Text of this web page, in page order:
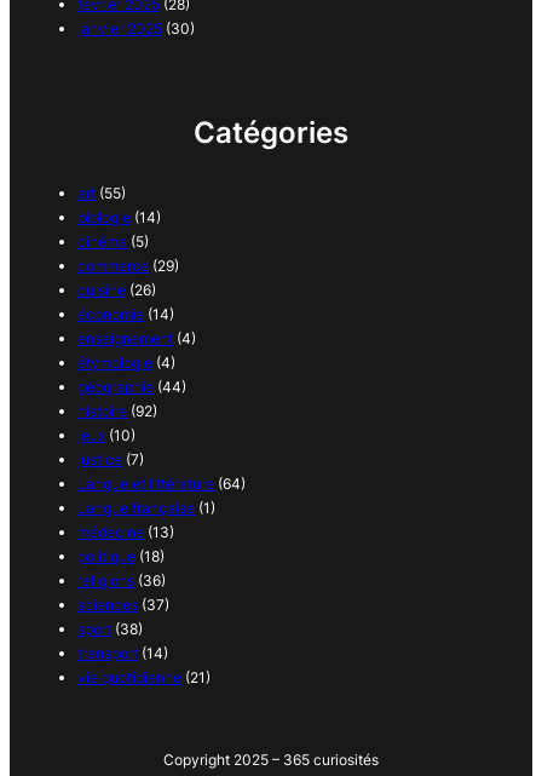
février 2025 (28)
janvier 2025 (30)
Catégories
art (55)
biologie (14)
cinéma (5)
commerce (29)
cuisine (26)
économie (14)
enseignement (4)
étymologie (4)
géographie (44)
histoire (92)
jeux (10)
justice (7)
Langue et littérature (64)
Langue française (1)
médecine (13)
politique (18)
religions (36)
sciences (37)
sport (38)
transport (14)
vie quotidienne (21)
Copyright 2025 – 365 curiosités